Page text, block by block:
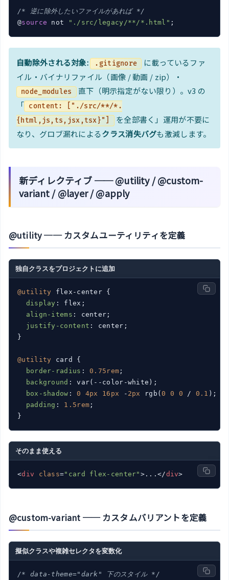
/* 逆に除外したいファイルがあれば */
@source not "./src/legacy/**/*.html" ;
自動除外される対象: .gitignore
に載っているファ
イル・バイナリファイル（画像 / 動画 / zip）・
node_modules
直下（明示指定がない限り）。v3 の
「
content: ["./src/**/*.
{html,js,ts,jsx,tsx}"]
を全部書く」運用が不要に
なり、グロブ漏れによるクラス消失バグも激減します。
新ディレクティブ ── @utility / @custom-
variant / @layer / @apply
@utility ── カスタムユーティリティを定義
独自クラスをプロジェクトに追加
@utility flex-center {
display : flex;
align-items : center;
justify-content : center;
}
@utility card {
border-radius : 0.75rem ;
background : var(--color-white);
box-shadow : 0 4px 16px - 2px rgb(0 0 0 / 0.1 );
padding : 1.5rem ;
}
そのまま使える
<div class="card flex-center" > ... </div>
@custom-variant ── カスタムバリアントを定義
擬似クラスや複雑セレクタを変数化
/* data-theme="dark" 下のスタイル */